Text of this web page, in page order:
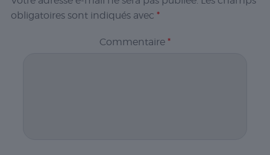
obligatoires sont indiqués avec *
Commentaire *